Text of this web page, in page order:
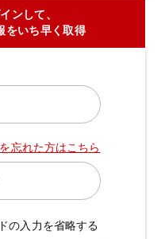
ンして、
をいち早く取得
忘れた方はこちら
の入力を省略する